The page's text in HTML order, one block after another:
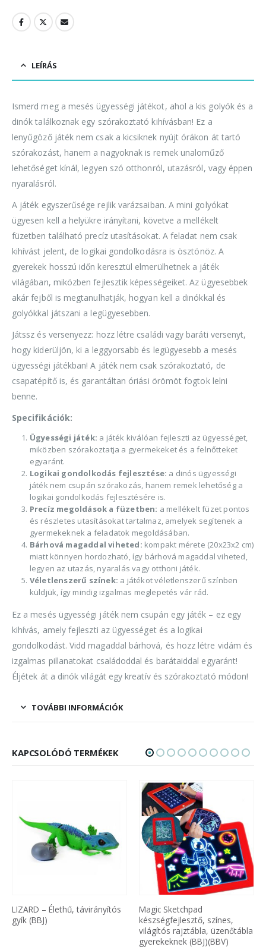
LEÍRÁS
Ismerd meg a mesés ügyességi játékot, ahol a kis golyók és a
dinók találkoznak egy szórakoztató kihívásban! Ez a
lenyűgöző játék nem csak a kicsiknek nyújt órákon át tartó
szórakozást, hanem a nagyoknak is remek unaloműző
lehetőséget kínál, legyen szó otthonról, utazásról, vagy éppen
nyaralásról.
A játék egyszerűsége rejlik varázsaiban. A mini golyókat
ügyesen kell a helyükre irányítani, követve a mellékelt
füzetben található precíz utasításokat. A feladat nem csak
kihívást jelent, de logikai gondolkodásra is ösztönöz. A
gyerekek hosszú időn keresztül elmerülhetnek a játék
világában, miközben fejlesztik képességeiket. Az ügyesebbek
akár fejből is megtanulhatják, hogyan kell a dinókkal és
golyókkal játszani a legügyesebben.
Játssz és versenyezz: hozz létre családi vagy baráti versenyt,
hogy kiderüljön, ki a leggyorsabb és legügyesebb a mesés
ügyességi játékban! A játék nem csak szórakoztató, de
csapatépítő is, és garantáltan óriási örömöt fogtok lelni
benne.
Specifikációk:
Ügyességi játék: a játék kiválóan fejleszti az ügyességet,
miközben szórakoztatja a gyermekeket és a felnőtteket
egyaránt.
Logikai gondolkodás fejlesztése: a dinós ügyességi
játék nem csupán szórakozás, hanem remek lehetőség a
logikai gondolkodás fejlesztésére is.
Precíz megoldások a füzetben: a mellékelt füzet pontos
és részletes utasításokat tartalmaz, amelyek segítenek a
gyermekeknek a feladatok megoldásában.
Bárhová magaddal viheted: kompakt mérete (20x23x2 cm)
miatt könnyen hordozható, így bárhová magaddal viheted,
legyen az utazás, nyaralás vagy otthoni játék.
Véletlenszerű színek: a játékot véletlenszerű színben
küldjük, így mindig izgalmas meglepetés vár rád.
Ez a mesés ügyességi játék nem csupán egy játék – ez egy
kihívás, amely fejleszti az ügyességet és a logikai
gondolkodást. Vidd magaddal bárhová, és hozz létre vidám és
izgalmas pillanatokat családoddal és barátaiddal egyaránt!
Éljétek át a dinók világát egy kreatív és szórakoztató módon!
TOVÁBBI INFORMÁCIÓK
KAPCSOLÓDÓ TERMÉKEK
Magic Sketchpad
készségfejlesztő, színes,
WaterBaby – úszó interaktív
játékbaba, utánozza az
úszást, 33 cm (BBJ)